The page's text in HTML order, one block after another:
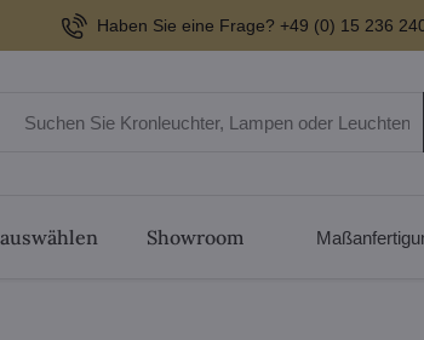
Haben Sie eine Frage? +49 (0) 15 236
Showroom